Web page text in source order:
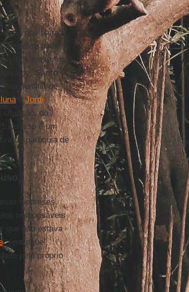
dos bairros
decidido pedir
os
de "Santo
"na homilia de
e Jordi
situação, do
tudo isso é um
da paróquia de
hipóteses,
responsáveis
que não estava
" (entregue
pelo próprio